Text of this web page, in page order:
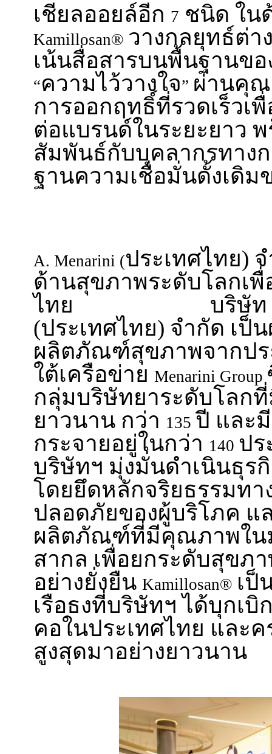
เชียลออยล์อีก 7 ชนิด ใน
Kamillosan® วางกลยุทธ์ต่า
เน้นสื่อสารบนพื้นฐานข
“ความไว้วางใจ” ผ่านคุณ
การออกฤทธิ์ที่รวดเร็วเ
ต่อแบรนด์ในระยะยาว
สัมพันธ์กับบุคลากรทาง
ฐานความเชื่อมั่นดั้งเดิม
A. Menarini (ประเทศไทย)
ด้านสุขภาพระดับโลกเ
ไทย บริษัท เอ.
(ประเทศไทย) จำกัด เป็
ผลิตภัณฑ์สุขภาพจากปร
ใต้เครือข่าย Menarini Group
กลุ่มบริษัทยาระดับโลก
ยาวนาน กว่า 135 ปี และ
กระจายอยู่ในกว่า 140 ปร
บริษัทฯ มุ่งมั่นดำเนินธุร
โดยยึดหลักจริยธรรมท
ปลอดภัยของผู้บริโภค แ
ผลิตภัณฑ์ที่มีคุณภาพใน
สากล เพื่อยกระดับสุขภ
อย่างยั่งยืน Kamillosan® เ
เรือธงที่บริษัทฯ ได้บุกเ
คอในประเทศไทย และ
สูงสุดมาอย่างยาวนาน